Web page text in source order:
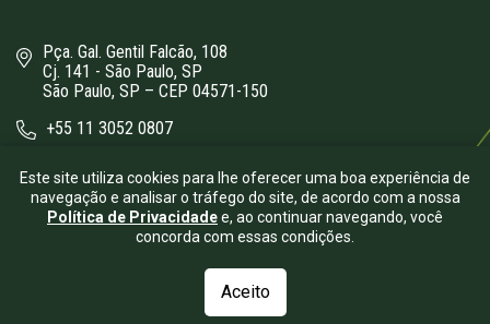
Pça. Gal. Gentil Falcão, 108
Cj. 141 - São Paulo, SP
São Paulo, SP – CEP 04571-150
+55 11 3052 0807
Bergamini Advogados- Todos os direitos reservados.
| Desenvolvido por
Este site utiliza cookies para lhe oferecer uma boa experiência de
navegação e analisar o tráfego do site, de acordo com a nossa
Política de Privacidadee, ao continuar navegando, você
concorda com essas condições.
Aceito